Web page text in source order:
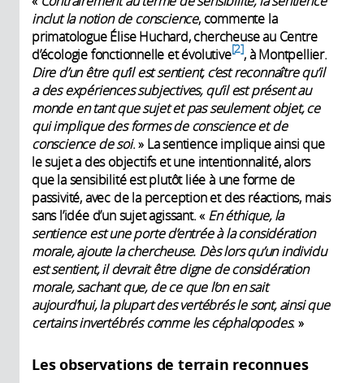
inclut la notion de conscience, commente la
primatologue Élise Huchard, chercheuse au Centre
d’écologie fonctionnelle et évolutive 2 , à Montpellier.
Dire d’un être qu’il est sentient, c’est reconnaître qu’il
a des expériences subjectives, qu’il est présent au
monde en tant que sujet et pas seulement objet, ce
qui implique des formes de conscience et de
conscience de soi. » La sentience implique ainsi que
le sujet a des objectifs et une intentionnalité, alors
que la sensibilité est plutôt liée à une forme de
passivité, avec de la perception et des réactions, mais
sans l’idée d’un sujet agissant. « En éthique, la
sentience est une porte d’entrée à la considération
morale, ajoute la chercheuse. Dès lors qu’un individu
est sentient, il devrait être digne de considération
morale, sachant que, de ce que l’on en sait
aujourd’hui, la plupart des vertébrés le sont, ainsi que
certains invertébrés comme les céphalopodes. »
Les observations de terrain reconnues